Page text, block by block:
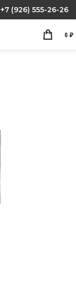
+7 (926) 555-26-26
0 ₽